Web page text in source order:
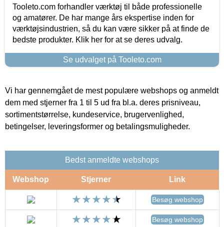
Tooleto.com forhandler værktøj til både professionelle
og amatører. De har mange års ekspertise inden for
værktøjsindustrien, så du kan være sikker på at finde de
bedste produkter. Klik her for at se deres udvalg.
Se udvalget på Tooleto.com
Vi har gennemgået de mest populære webshops og anmeldt
dem med stjerner fra 1 til 5 ud fra bl.a. deres prisniveau,
sortimentstørrelse, kundeservice, brugervenlighed,
betingelser, leveringsformer og betalingsmuligheder.
Bedst anmeldte webshops
Webshop Stjerner Link
Besøg webshop
Besøg webshop